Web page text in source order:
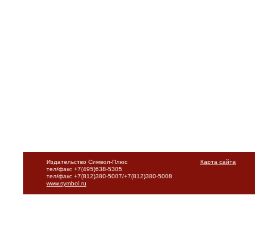
Карта сайта
Издательство Символ-Плюс
тел/факс +7(495)638-5305
тел/факс +7(812)380-5007/+7(812)380-5008
www.symbol.ru